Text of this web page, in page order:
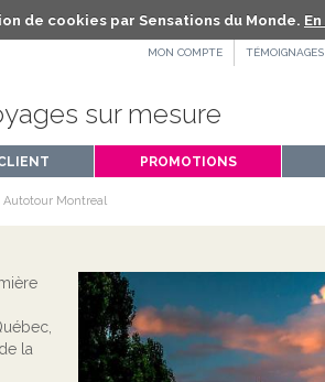
de cookies par Sensations du Monde.
MON COMPTE TÉMOIGNAGES
sur mesure
PROMOTIONS
Autotour Montreal
la